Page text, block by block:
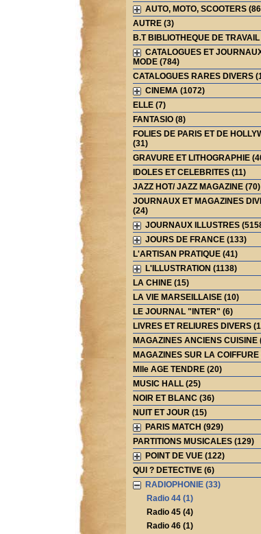
AUTO, MOTO, SCOOTERS
AUTRE (3)
B.T BIBLIOTHEQUE DE
CATALOGUES ET
MODE (784)
CATALOGUES RARES DIVERS
CINEMA (1072)
ELLE (7)
FANTASIO (8)
FOLIES DE PARIS ET DE
(31)
GRAVURE ET LITHOGRAPHIE
IDOLES ET CELEBRITES (11)
JAZZ HOT/ JAZZ MAGAZINE (70)
JOURNAUX ET MAGAZINES
(24)
JOURNAUX ILLUSTRES
JOURS DE FRANCE (133)
L'ARTISAN PRATIQUE (41)
L'ILLUSTRATION (1138)
LA CHINE (15)
LA VIE MARSEILLAISE (10)
LE JOURNAL "INTER" (6)
LIVRES ET RELIURES DIVERS
MAGAZINES ANCIENS CUISINE
MAGAZINES SUR LA COIFFURE
Mlle AGE TENDRE (20)
MUSIC HALL (25)
NOIR ET BLANC (36)
NUIT ET JOUR (15)
PARIS MATCH (929)
PARTITIONS MUSICALES (129)
POINT DE VUE (122)
QUI ? DETECTIVE (6)
RADIOPHONIE (33)
Radio 44 (1)
Radio 45 (4)
Radio 46 (1)